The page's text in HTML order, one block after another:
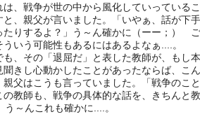
は、戦争が世の中から風化していっている
と、親父が言いました。「いやぁ、話が下
たりするよ？」う～ん確かに（ーー；）
ういう可能性もあるにはあるよなぁ....。
も、その「退屈だ」と表した教師が、もし
聞きし心動かしたことがあったならば、こ
父はこうも言っていました。「戦争のこ
の教師も、戦争の具体的な話を、きちんと
う～んこれも確かに....。